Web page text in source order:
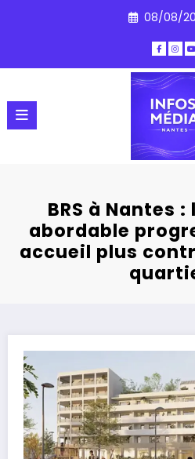
08/08/
BRS à Nantes
abordable
accueil plus